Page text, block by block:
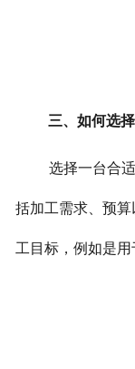
三、如何选
选择一台合
括加工需求、预
工目标，例如是用